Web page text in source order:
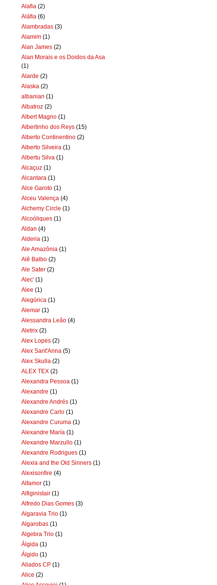
Alafia (2)
Aláfia (6)
Alambradas (3)
Alamim (1)
Alan James (2)
Alan Morais e os Doidos da Asa
(1)
Alarde (2)
Alaska (2)
albanian (1)
Albatroz (2)
Albert Magno (1)
Albertinho dos Reys (15)
Alberto Continentino (2)
Alberto Silveira (1)
Albertu Silva (1)
Alcaçuz (1)
Alcantara (1)
Alce Garoto (1)
Alceu Valença (4)
Alchemy Circle (1)
Alcoóliques (1)
Aldan (4)
Alderia (1)
Ale Amazônia (1)
Alê Balbo (2)
Ale Sater (2)
Alec' (1)
Alee (1)
Alegórica (1)
Alemar (1)
Alessandra Leão (4)
Aletrix (2)
Alex Lopes (2)
Alex Sant'Anna (5)
Alex Skulla (2)
ALEX TEX (2)
Alexandra Pessoa (1)
Alexandre (1)
Alexandre Andrés (1)
Alexandre Carlo (1)
Alexandre Curuma (1)
Alexandre María (1)
Alexandre Marzullo (1)
Alexandre Rodrigues (1)
Alexia and the Old Sinners (1)
Alexisonfire (4)
Alfamor (1)
Alfiginistair (1)
Alfredo Dias Gomes (3)
Algaravia Trio (1)
Algarobas (1)
Algebra Trio (1)
Álgida (1)
Álgido (1)
Aliados CP (1)
Alice (2)